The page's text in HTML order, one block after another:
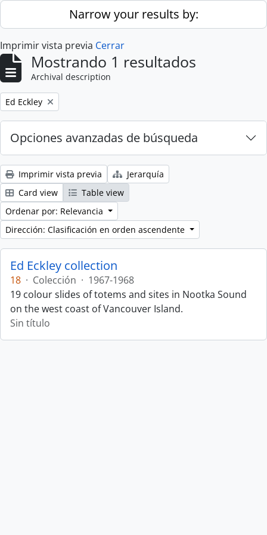
Skip to main contentNarrow your results by:
Imprimir vista previa Cerrar
Mostrando 1 resultados
Archival description
Remove filter:
Ed Eckley
Opciones avanzadas de búsqueda
Imprimir vista previa
Jerarquía
Card view
Table view
Ordenar por: Relevancia
Dirección: Clasificación en orden ascendente
Ed Eckley collection
18 · Colección · 1967-1968
19 colour slides of totems and sites in Nootka Sound
on the west coast of Vancouver Island.
Sin título